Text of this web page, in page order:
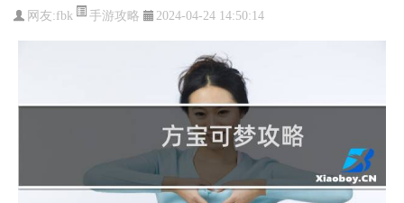
网友:fbk 手游攻略 2024-04-24 14:50:14